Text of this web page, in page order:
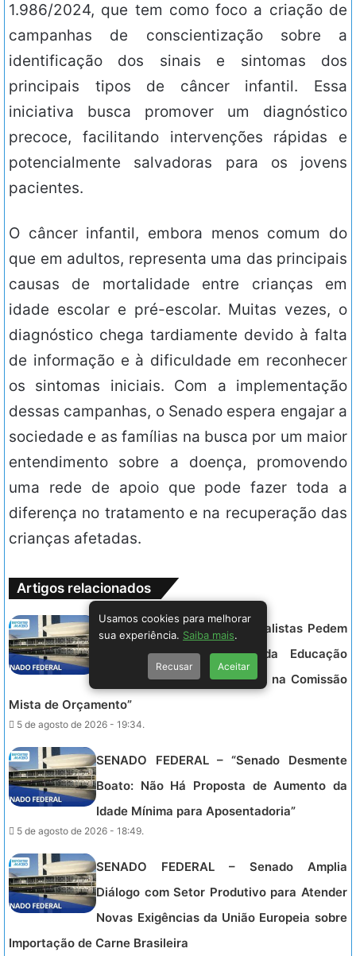
1.986/2024, que tem como foco a criação de
campanhas de conscientização sobre a
identificação dos sinais e sintomas dos
principais tipos de câncer infantil. Essa
iniciativa busca promover um diagnóstico
precoce, facilitando intervenções rápidas e
potencialmente salvadoras para os jovens
pacientes.
O câncer infantil, embora menos comum do
que em adultos, representa uma das principais
causas de mortalidade entre crianças em
idade escolar e pré-escolar. Muitas vezes, o
diagnóstico chega tardiamente devido à falta
de informação e à dificuldade em reconhecer
os sintomas iniciais. Com a implementação
dessas campanhas, o Senado espera engajar a
sociedade e as famílias na busca por um maior
entendimento sobre a doença, promovendo
uma rede de apoio que pode fazer toda a
diferença no tratamento e na recuperação das
crianças afetadas.
Artigos relacionados
SENADO FEDERAL – “Especialistas Pedem
Aumento no Orçamento da Educação
Infantil em Audiência Pública na Comissão
Mista de Orçamento”
5 de agosto de 2026 - 19:34.
SENADO FEDERAL – “Senado Desmente
Boato: Não Há Proposta de Aumento da
Idade Mínima para Aposentadoria”
5 de agosto de 2026 - 18:49.
SENADO FEDERAL – Senado Amplia
Diálogo com Setor Produtivo para Atender
Novas Exigências da União Europeia sobre
Importação de Carne Brasileira
Usamos cookies para melhorar
sua experiência. Saiba mais.
Recusar Aceitar